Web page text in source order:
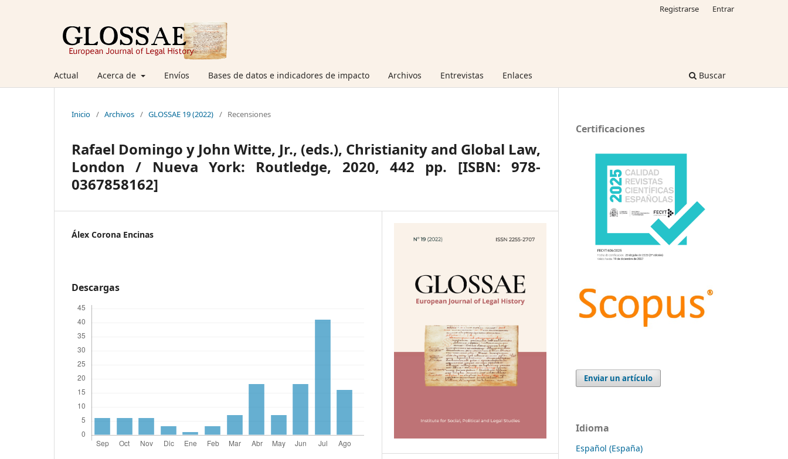
Actual Acerca de Envíos Bases de datos e indicadores de impacto Archivos Entrevistas Enlaces Buscar
Registrarse Entrar
Inicio / Archivos / GLOSSAE 19 (2022) / Recensiones
Rafael Domingo y John Witte, Jr., (eds.), Christianity and Global Law,
London / Nueva York: Routledge, 2020, 442 pp. [ISBN: 978-
0367858162]
Álex Corona Encinas
Descargas
Certificaciones
Enviar un artículo
Idioma
Español (España)